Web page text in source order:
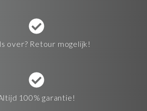
over? Retour mogelijk!
100% garantie!